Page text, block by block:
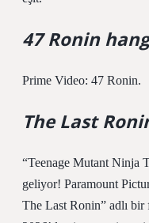
47 Ronin
Prime Video: 47 Ronin.
The Last
“Teenage Mutant Ninja
geliyor! Paramount
The Last Ronin” adlı bir